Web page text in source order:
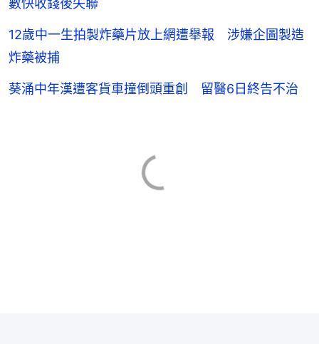
數快收錢後失聯
12歲中一生拍製炸藥片放上網遭舉報 涉嫌企圖製造
炸藥被捕
葵涌中年漢遭客貨車撞倒頭重創 留醫6日終告不治